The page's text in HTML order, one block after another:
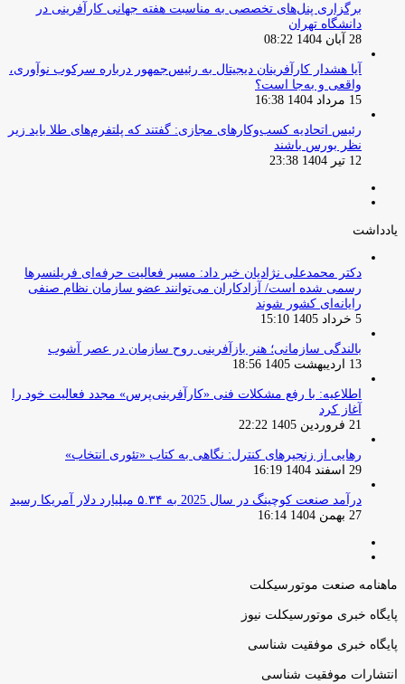
برگزاری پنل‌های تخصصی به مناسبت هفته جهانی کارآفرینی در
دانشگاه تهران
28 آبان 1404 08:22
آیا هشدار کارآفرینان دیجیتال به رئیس‌جمهور درباره سرکوب نوآوری،
واقعی و به‌جا است؟
15 مرداد 1404 16:38
‏رئیس اتحادیه کسب‌وکارهای مجازی: گفتند که پلتفرم‌های طلا باید زیر
نظر بورس باشند
12 تیر 1404 23:38
یادداشت
دکتر محمدعلی نژادیان خبر داد: مسیر فعالیت حرفه‌ای فریلنسرها
رسمی شده است/ آزادکاران می‌توانند عضو سازمان نظام صنفی
رایانه‌ای کشور شوند
5 خرداد 1405 15:10
بالندگی سازمانی؛ هنر بازآفرینی روح سازمان در عصر آشوب
13 اردیبهشت 1405 18:56
اطلاعیه: با رفع مشکلات فنی «کارآفرینی‌پرس» مجدد فعالیت خود را
آغاز کرد
21 فروردین 1405 22:22
رهایی از زنجیرهای کنترل: نگاهی به کتاب «تئوری انتخاب»
29 اسفند 1404 16:19
درآمد صنعت کوچینگ در سال 2025 به ۵.۳۴ میلیارد دلار آمریکا رسید
27 بهمن 1404 16:14
ماهنامه صنعت موتورسیکلت
پایگاه خبری موتورسیکلت نیوز
پایگاه خبری موفقیت شناسی
انتشارات موفقیت شناسی